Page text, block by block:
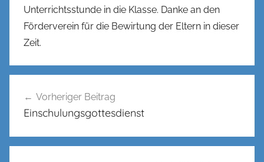
Unterrichtsstunde in die Klasse. Danke an den
Förderverein für die Bewirtung der Eltern in dieser
Zeit.
Vorheriger Beitrag
Einschulungsgottesdienst